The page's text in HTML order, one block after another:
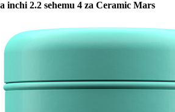
inchi 2.2 sehemu 4 za Ceramic Mars